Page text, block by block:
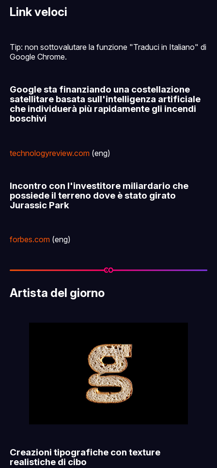
Link veloci
Tip: non sottovalutare la funzione "Traduci in Italiano" di
Google Chrome.
Google sta finanziando una costellazione
satellitare basata sull'intelligenza artificiale
che individuerà più rapidamente gli incendi
boschivi
technologyreview.com (eng)
Incontro con l'investitore miliardario che
possiede il terreno dove è stato girato
Jurassic Park
forbes.com (eng)
Artista del giorno
Creazioni tipografiche con texture
realistiche di cibo